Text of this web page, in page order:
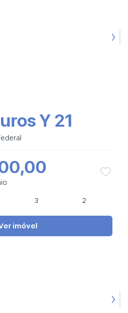
Y 21
3 2
imóvel